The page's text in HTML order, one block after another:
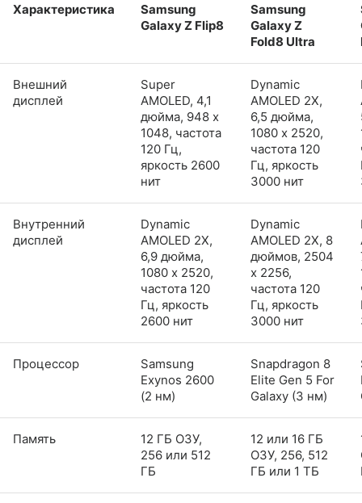
Характеристика
Samsung
Galaxy Z Flip8
Samsung
Galaxy Z
Fold8 Ultra
Внешний
дисплей
Super
AMOLED, 4,1
дюйма, 948 x
1048, частота
120 Гц,
яркость 2600
нит
Dynamic
AMOLED 2X,
6,5 дюйма,
1080 x 2520,
частота 120
Гц, яркость
3000 нит
Внутренний
дисплей
Dynamic
AMOLED 2X,
6,9 дюйма,
1080 x 2520,
частота 120
Гц, яркость
2600 нит
Dynamic
AMOLED 2X, 8
дюймов, 2504
x 2256,
частота 120
Гц, яркость
3000 нит
Процессор
Samsung
Exynos 2600
(2 нм)
Snapdragon 8
Elite Gen 5 For
Galaxy (3 нм)
Память
12 ГБ ОЗУ,
256 или 512
ГБ
12 или 16 ГБ
ОЗУ, 256, 512
ГБ или 1 ТБ